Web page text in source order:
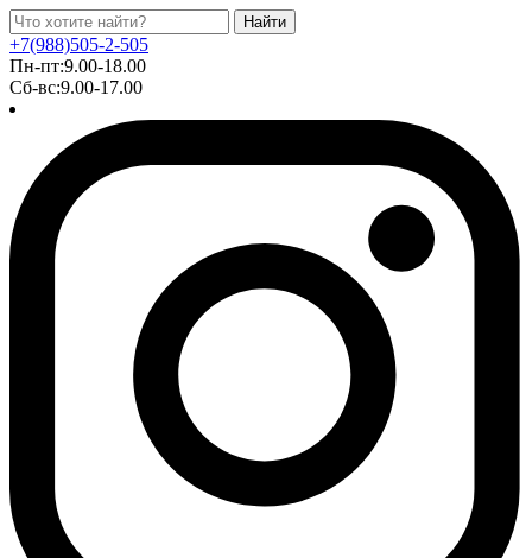
Найти
+7(988)505-2-505
Пн-пт:9.00-18.00
Сб-вс:9.00-17.00